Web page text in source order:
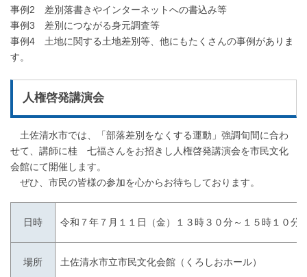
事例2 差別落書きやインターネットへの書込み等
事例3 差別につながる身元調査等
事例4 土地に関する土地差別等、他にもたくさんの事例がありま
す。
人権啓発講演会
土佐清水市では、「部落差別をなくする運動」強調旬間に合わ
せて、講師に桂 七福さんをお招きし人権啓発講演会を市民文化
会館にて開催します。
ぜひ、市民の皆様の参加を心からお待ちしております。
日時 令和７年７月１１日（金）１３時３０分～１５時１０分
場所 土佐清水市立市民文化会館（くろしおホール）